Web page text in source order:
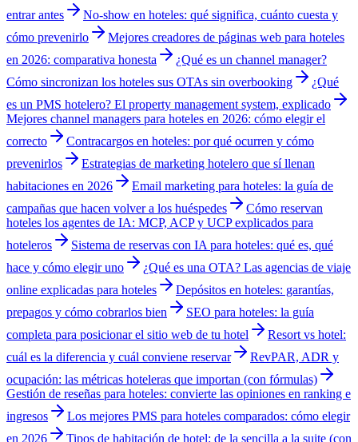
entrar antes
No-show en hoteles: qué significa, cuánto cuesta y
cómo prevenirlo
Mejores creadores de páginas web para hoteles
en 2026: comparativa honesta
¿Qué es un channel manager?
Cómo sincronizan los hoteles sus OTAs sin overbooking
¿Qué
es un PMS hotelero? El property management system, explicado
Mejores channel managers para hoteles en 2026: cómo elegir el
correcto
Contracargos en hoteles: por qué ocurren y cómo
prevenirlos
Estrategias de marketing hotelero que sí llenan
habitaciones en 2026
Email marketing para hoteles: la guía de
campañas que hacen volver a los huéspedes
Cómo reservan
hoteles los agentes de IA: MCP, ACP y UCP explicados para
hoteleros
Sistema de reservas con IA para hoteles: qué es, qué
hace y cómo elegir uno
¿Qué es una OTA? Las agencias de viaje
online explicadas para hoteles
Depósitos en hoteles: garantías,
prepagos y cómo cobrarlos bien
SEO para hoteles: la guía
completa para posicionar el sitio web de tu hotel
Resort vs hotel:
cuál es la diferencia y cuál conviene reservar
RevPAR, ADR y
ocupación: las métricas hoteleras que importan (con fórmulas)
Gestión de reseñas para hoteles: convierte las opiniones en ranking e
ingresos
Los mejores PMS para hoteles comparados: cómo elegir
en 2026
Tipos de habitación de hotel: de la sencilla a la suite (con